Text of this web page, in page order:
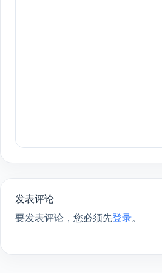
发表评论
要发表评论，您必须先登录。